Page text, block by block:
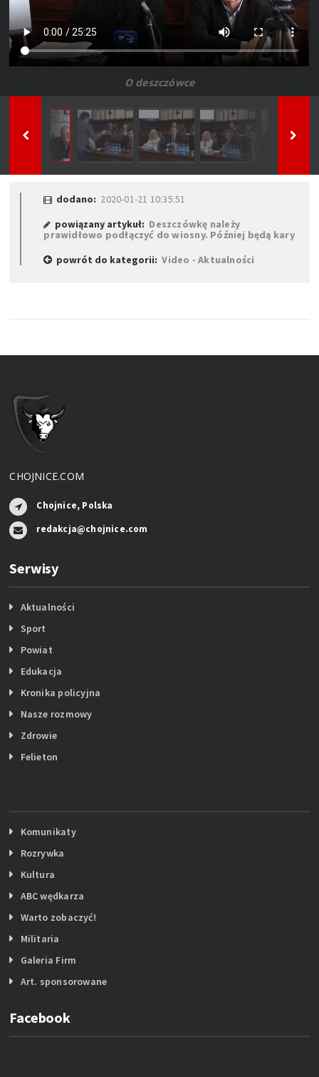
O deszczówce
dodano: 2020-01-21 10:35:51
powiązany artykuł: Deszczówkę należy
prawidłowo podłączyć do wiosny. Później będą kary
powrót do kategorii:Video - Aktualności
CHOJNICE.COM
Chojnice, Polska
redakcja@chojnice.com
Serwisy
Aktualności
Sport
Powiat
Edukacja
Kronika policyjna
Nasze rozmowy
Zdrowie
Felieton
Komunikaty
Rozrywka
Kultura
ABC wędkarza
Warto zobaczyć!
Militaria
Galeria Firm
Art. sponsorowane
Facebook